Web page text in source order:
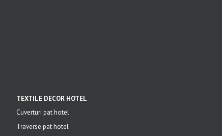
TEXTILE DECOR HOTEL
Cuverturi pat hotel
Traverse pat hotel